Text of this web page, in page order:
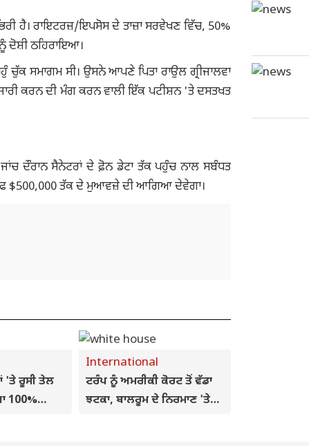
ਹੈ। ਰਾਇਟਰਜ਼/ਇਪਸੋਸ ਦੇ ਤਾਜ਼ਾ ਸਰਵੇਖਣ ਵਿੱਚ, 50%
ਦੋਸ਼ੀ ਠਹਿਰਾਇਆ।
ਚੁੱਕ ਸਮਾਗਮ ਸੀ। ਉਸਨੇ ਆਪਣੇ ਪਿਤਾ ਰਾਉਲ ਗ੍ਰੀਜਾਲਵਾ
ਕਰਨ ਦੀ ਮੰਗ ਕਰਨ ਵਾਲੀ ਇੱਕ ਪਟੀਸ਼ਨ 'ਤੇ ਦਸਤਖਤ
ਦੌਰਾਨ ਸੈਨੇਟਰਾਂ ਦੇ ਫ਼ੋਨ ਡੇਟਾ ਤੱਕ ਪਹੁੰਚ ਨਾਲ ਸਬੰਧਤ
$500,000 ਤੱਕ ਦੇ ਮੁਆਵਜ਼ੇ ਦੀ ਆਗਿਆ ਦੇਵੇਗਾ।
'ਤੇ ਰੂਸੀ ਤੇਲ
100%
International
ਟਰੰਪ ਨੂੰ ਅਮਰੀਕੀ ਕੋਰਟ ਤੋਂ ਵੱਡਾ
ਝਟਕਾ, ਬਾਲਰੂਮ ਦੇ ਨਿਰਮਾਣ 'ਤੇ